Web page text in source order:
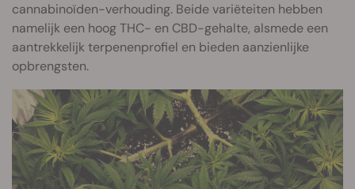
cannabinoïden-verhouding. Beide variëteiten hebben
namelijk een hoog THC- en CBD-gehalte, alsmede een
aantrekkelijk terpenenprofiel en bieden aanzienlijke
opbrengsten.